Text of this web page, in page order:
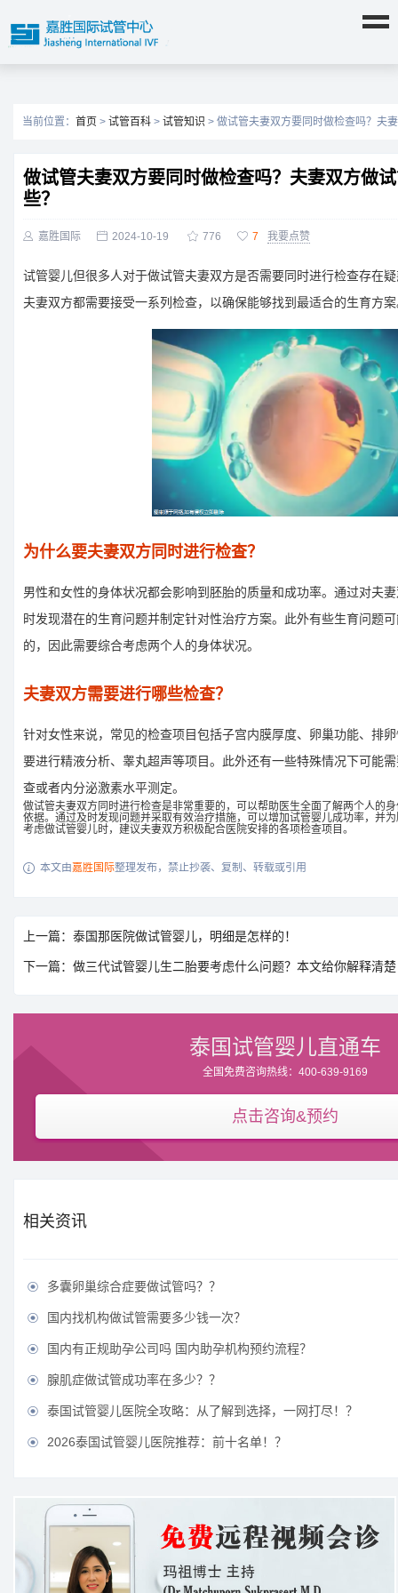
当前位置： 首页 > 试管百科 > 试管知识 > 做试管夫妻双方要同时做检查吗？夫
做试管夫妻双方要同时做检查吗？夫妻双方做
些？
 嘉胜国际  2024-10-19  776  7 我要点赞
试管婴儿但很多人对于做试管夫妻双方是否需要同时进行检查存在
夫妻双方都需要接受一系列检查，以确保能够找到最适合的生育方
为什么要夫妻双方同时进行检查？
男性和女性的身体状况都会影响到胚胎的质量和成功率。通过对夫
时发现潜在的生育问题并制定针对性治疗方案。此外有些生育问题
的，因此需要综合考虑两个人的身体状况。
夫妻双方需要进行哪些检查？
针对女性来说，常见的检查项目包括子宫内膜厚度、卵巢功能、排
要进行精液分析、睾丸超声等项目。此外还有一些特殊情况下可能
查或者内分泌激素水平测定。
做试管夫妻双方同时进行检查是非常重要的，可以帮助医生全面了解两个人的
依据。通过及时发现问题并采取有效治疗措施，可以增加试管婴儿成功率，并
考虑做试管婴儿时，建议夫妻双方积极配合医院安排的各项检查项目。
 本文由嘉胜国际整理发布，禁止抄袭、复制、转载或引用
上一篇：泰国那医院做试管婴儿，明细是怎样的！
下一篇：做三代试管婴儿生二胎要考虑什么问题？本文给你解释清楚
泰国试管婴儿直通车
全国免费咨询热线：400-639-9169
点击咨询&预约
相关资讯
 多囊卵巢综合症要做试管吗？？
 国内找机构做试管需要多少钱一次？
 国内有正规助孕公司吗 国内助孕机构预约流程？
 腺肌症做试管成功率在多少？？
 泰国试管婴儿医院全攻略：从了解到选择，一网打尽！？
 2026泰国试管婴儿医院推荐：前十名单！？